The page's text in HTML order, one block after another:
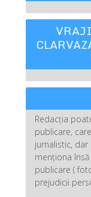
Redacția
publicare,
jurnalistic,
menționa
publicare (
prejudicii